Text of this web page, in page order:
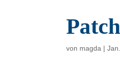
von magda |